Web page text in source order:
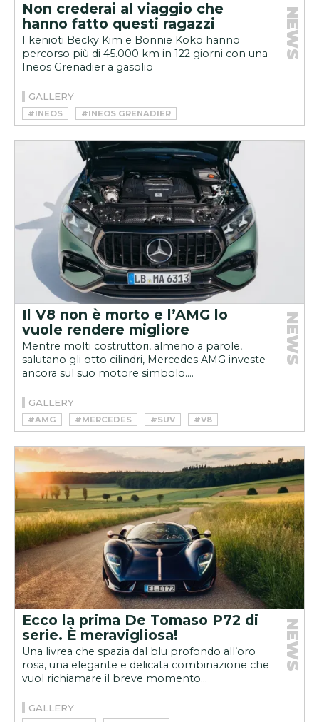
Non crederai al viaggio che
hanno fatto questi ragazzi
I kenioti Becky Kim e Bonnie Koko hanno
percorso più di 45.000 km in 122 giorni con una
Ineos Grenadier a gasolio
NEWS
GALLERY
#INEOS #INEOS GRENADIER
Il V8 non è morto e l’AMG lo
vuole rendere migliore
Mentre molti costruttori, almeno a parole,
salutano gli otto cilindri, Mercedes AMG investe
ancora sul suo motore simbolo....
NEWS
GALLERY
#AMG #MERCEDES #SUV #V8
Ecco la prima De Tomaso P72 di
serie. È meravigliosa!
Una livrea che spazia dal blu profondo all’oro
rosa, una elegante e delicata combinazione che
vuol richiamare il breve momento...
NEWS
GALLERY